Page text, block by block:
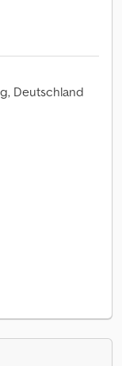
Deutschland